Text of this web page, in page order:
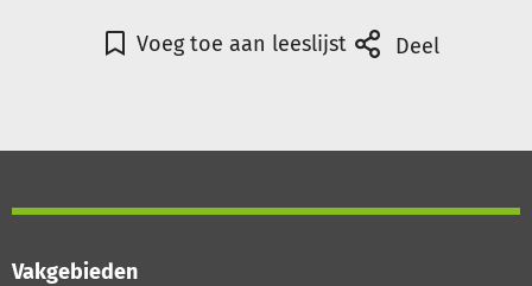
Voeg toe aan leeslijst Deel
Vakgebieden